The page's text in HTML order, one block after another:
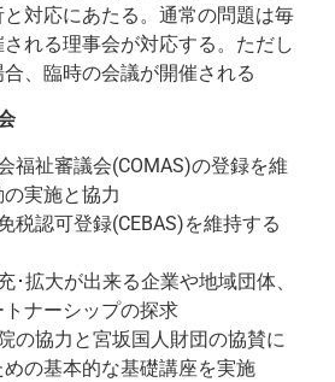
対応にあたる。通常の問題は毎
れる理事会が対応する。ただし
、臨時の会議が開催される
福祉審議会(COMAS)の登録を維
実施と協力
税認可登録(CEBAS)を維持する
･拡大が出来る企業や地域団体、
ナーシップの探求
の協力と宮坂国人財団の協賛に
の基本的な基礎講座を実施